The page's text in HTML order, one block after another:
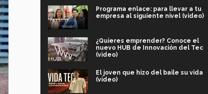
Programa enlace: para llevar a tu
empresa al siguiente nivel (video)
¿Quieres emprender? Conoce el
nuevo HUB de Innovación del Tec
(video)
El joven que hizo del baile su vida
(video)